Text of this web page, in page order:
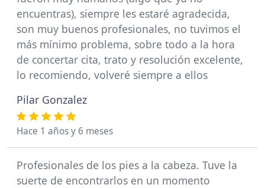
encuentras), siempre les estaré agradecida,
son muy buenos profesionales, no tuvimos el
más mínimo problema, sobre todo a la hora
de concertar cita, trato y resolución excelente,
lo recomiendo, volveré siempre a ellos
Pilar Gonzalez
Hace 1 años y 6 meses
Profesionales de los pies a la cabeza. Tuve la
suerte de encontrarlos en un momento